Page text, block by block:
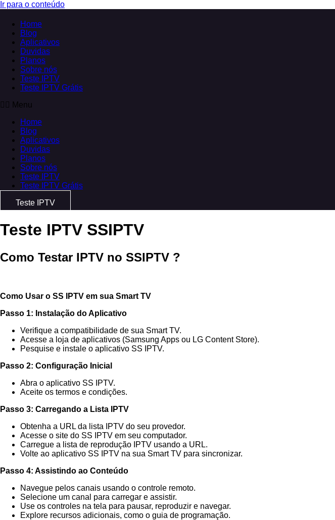
Ir para o conteúdo
Home
Blog
Aplicativos
Duvidas
Planos
Sobre nós
Teste IPTV
Teste IPTV Grátis
Menu
Home
Blog
Aplicativos
Duvidas
Planos
Sobre nós
Teste IPTV
Teste IPTV Grátis
Teste IPTV
Teste IPTV SSIPTV
Como Testar IPTV no SSIPTV ?
Como Usar o SS IPTV em sua Smart TV
Passo 1: Instalação do Aplicativo
Verifique a compatibilidade de sua Smart TV.
Acesse a loja de aplicativos (Samsung Apps ou LG Content Store).
Pesquise e instale o aplicativo SS IPTV.
Passo 2: Configuração Inicial
Abra o aplicativo SS IPTV.
Aceite os termos e condições.
Passo 3: Carregando a Lista IPTV
Obtenha a URL da lista IPTV do seu provedor.
Acesse o site do SS IPTV em seu computador.
Carregue a lista de reprodução IPTV usando a URL.
Volte ao aplicativo SS IPTV na sua Smart TV para sincronizar.
Passo 4: Assistindo ao Conteúdo
Navegue pelos canais usando o controle remoto.
Selecione um canal para carregar e assistir.
Use os controles na tela para pausar, reproduzir e navegar.
Explore recursos adicionais, como o guia de programação.